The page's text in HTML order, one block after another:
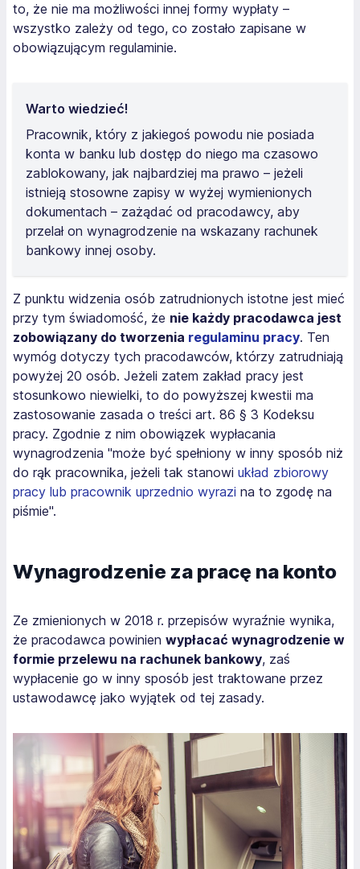
to, że nie ma możliwości innej formy wypłaty –
wszystko zależy od tego, co zostało zapisane w
obowiązującym regulaminie.
Warto wiedzieć!
Pracownik, który z jakiegoś powodu nie posiada
konta w banku lub dostęp do niego ma czasowo
zablokowany, jak najbardziej ma prawo – jeżeli
istnieją stosowne zapisy w wyżej wymienionych
dokumentach – zażądać od pracodawcy, aby
przelał on wynagrodzenie na wskazany rachunek
bankowy innej osoby.
Z punktu widzenia osób zatrudnionych istotne jest mieć
przy tym świadomość, że nie każdy pracodawca jest
zobowiązany do tworzenia regulaminu pracy. Ten
wymóg dotyczy tych pracodawców, którzy zatrudniają
powyżej 20 osób. Jeżeli zatem zakład pracy jest
stosunkowo niewielki, to do powyższej kwestii ma
zastosowanie zasada o treści art. 86 § 3 Kodeksu
pracy. Zgodnie z nim obowiązek wypłacania
wynagrodzenia "może być spełniony w inny sposób niż
do rąk pracownika, jeżeli tak stanowi układ zbiorowy
pracy lub pracownik uprzednio wyrazi na to zgodę na
piśmie".
Wynagrodzenie za pracę na konto
Ze zmienionych w 2018 r. przepisów wyraźnie wynika,
że pracodawca powinien wypłacać wynagrodzenie w
formie przelewu na rachunek bankowy, zaś
wypłacenie go w inny sposób jest traktowane przez
ustawodawcę jako wyjątek od tej zasady.